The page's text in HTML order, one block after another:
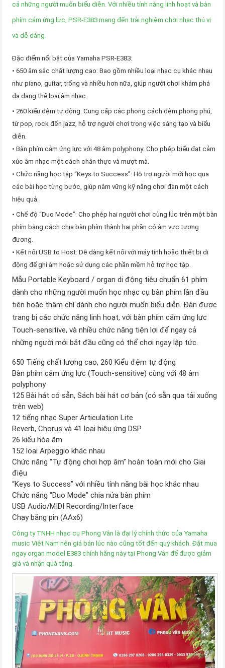
cả những người muốn biểu diễn. Với nhiều tính năng linh hoạt và bàn
phím cảm ứng lực, PSR-E383 mang đến trải nghiệm chơi nhạc thú vị
và dễ dàng.
Đặc điểm nổi bật của Yamaha PSR-E383:
• 650 âm sắc chất lượng cao: Bao gồm nhiều loại nhạc cụ khác nhau
như piano, guitar, trống và nhiều hơn nữa, giúp người chơi khám phá
đa dạng thể loại âm nhạc.
• 260 kiểu đệm tự động: Cung cấp các phong cách đệm phong phú,
từ pop, rock đến jazz, hỗ trợ người chơi trong việc sáng tạo và biểu
diễn.
• Bàn phím cảm ứng lực với 48 âm polyphony: Cho phép biểu đạt cảm
xúc âm nhạc một cách chân thực và mượt mà.
• Chức năng học tập “Keys to Success”: Hỗ trợ người mới học qua
các bài học từng bước, giúp nắm vững kỹ năng chơi đàn một cách
hiệu quả.
• Chế độ “Duo Mode”: Cho phép hai người chơi cùng lúc trên một bàn
phím bằng cách chia bàn phím thành hai phần có âm vực tương
đương.
• Kết nối USB to Host: Dễ dàng kết nối với máy tính hoặc thiết bị di
động để ghi âm hoặc sử dụng các phần mềm hỗ trợ học tập.
Mẫu Portable Keyboard / organ di động tiêu chuẩn 61 phím
dành cho những người muốn học nhạc cụ bàn phím lần đầu
tiên hoặc thậm chí dành cho người muốn biểu diễn. Đàn được
trang bị các chức năng linh hoạt, với bàn phím cảm ứng lực
Touch-sensitive, và nhiều chức năng tiện lợi để ngay cả
những người mới bắt đầu cũng có thể chơi ngay lập tức.
650 Tiếng chất lượng cao, 260 Kiểu đệm tự động
Bàn phím cảm ứng lực (Touch-sensitive) cùng với 48 âm
polyphony
125 Bài hát có sẵn, Sách bài hát cơ bản (có sẵn qua tải xuống
trên web)
12 tiếng nhạc Super Articulation Lite
Reverb, Chorus và 41 loại hiệu ứng DSP
26 kiểu hòa âm
152 loại Arpeggio khác nhau
Chức năng “Tự động chơi hợp âm” hoàn toàn mới cho Giai
điệu
“Keys to Success” với nhiều tính năng bài học khác nhau
Chức năng “Duo Mode” chia nửa bàn phím
USB Audio/MIDI Recording/Interface
Chạy bằng pin (AAx6)
Công ty TNHH nhạc cụ Phong Vân làđại lý chính thức của Yamaha
music Việt Nam nên giá bán lúc nào cũng tốt đến quý khách. Đặt mua
ngay organ model E383 chính hãng này tại Phong Vân để được giảm
giá và nhận quà tặng.